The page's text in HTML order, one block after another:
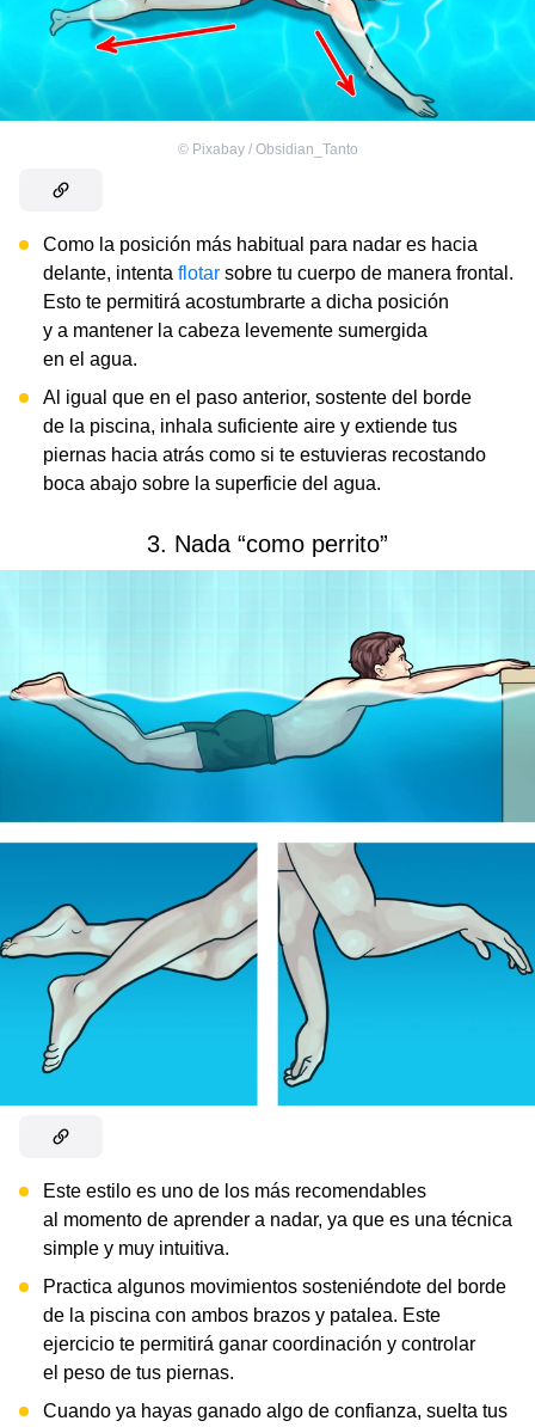
© Pixabay / Obsidian_Tanto
Como la posición más habitual para nadar es hacia
delante, intenta flotar sobre tu cuerpo de manera frontal.
Esto te permitirá acostumbrarte a dicha posición
y a mantener la cabeza levemente sumergida
en el agua.
Al igual que en el paso anterior, sostente del borde
de la piscina, inhala suficiente aire y extiende tus
piernas hacia atrás como si te estuvieras recostando
boca abajo sobre la superficie del agua.
3. Nada “como perrito”
Este estilo es uno de los más recomendables
al momento de aprender a nadar, ya que es una técnica
simple y muy intuitiva.
Practica algunos movimientos sosteniéndote del borde
de la piscina con ambos brazos y patalea. Este
ejercicio te permitirá ganar coordinación y controlar
el peso de tus piernas.
Cuando ya hayas ganado algo de confianza, suelta tus